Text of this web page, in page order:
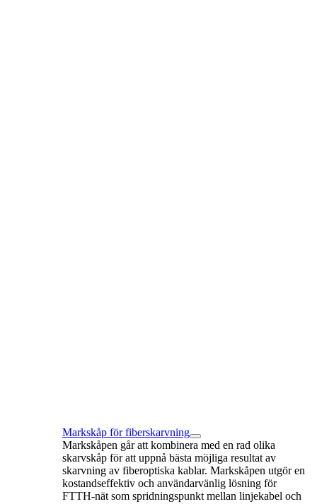
Markskåp för fiberskarvning
Markskåpen går att kombinera med en rad olika
skarvskåp för att uppnå bästa möjliga resultat av
skarvning av fiberoptiska kablar. Markskåpen utgör en
kostandseffektiv och användarvänlig lösning för
FTTH-nät som spridningspunkt mellan linjekabel och